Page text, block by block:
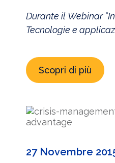
Durante il Webinar
Tecnologie e
Assistant Professor
Information Systems
Head of Smart
opportunità derivanti
abilitano il paradigma
[…]
Scopri di più
27 Novembre